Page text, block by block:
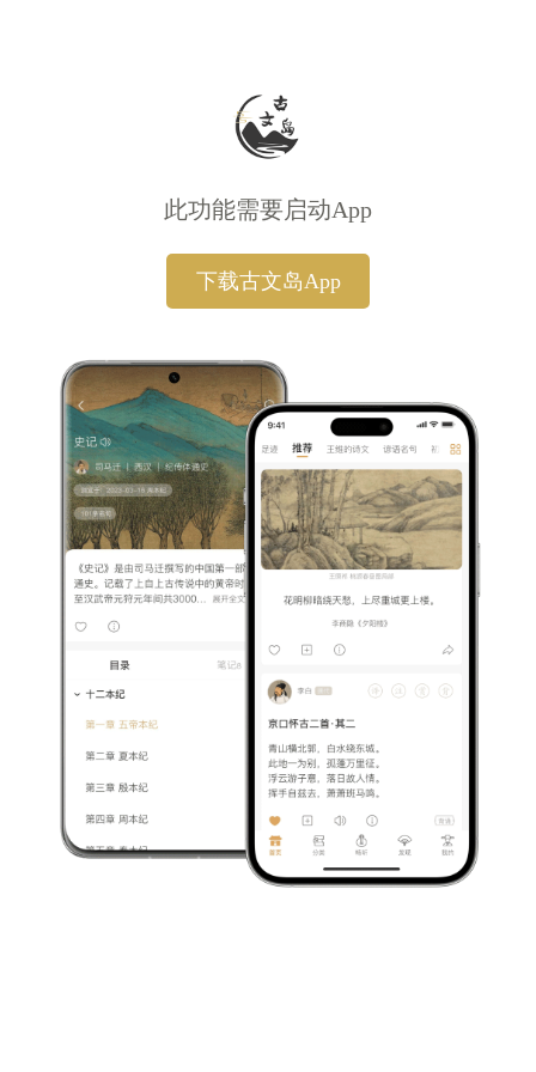
此功能需要启动App
下载古文岛App